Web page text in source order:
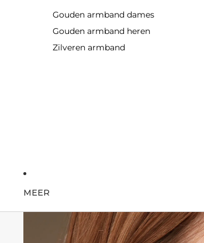
Gouden armband dames
Gouden armband heren
Zilveren armband
MEER